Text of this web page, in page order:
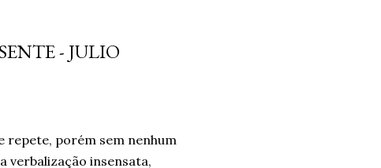
toda diferença. Era algo que
forma intuitiva, mas que ao
- JULIO
repete, porém sem nenhum
verbalização insensata,